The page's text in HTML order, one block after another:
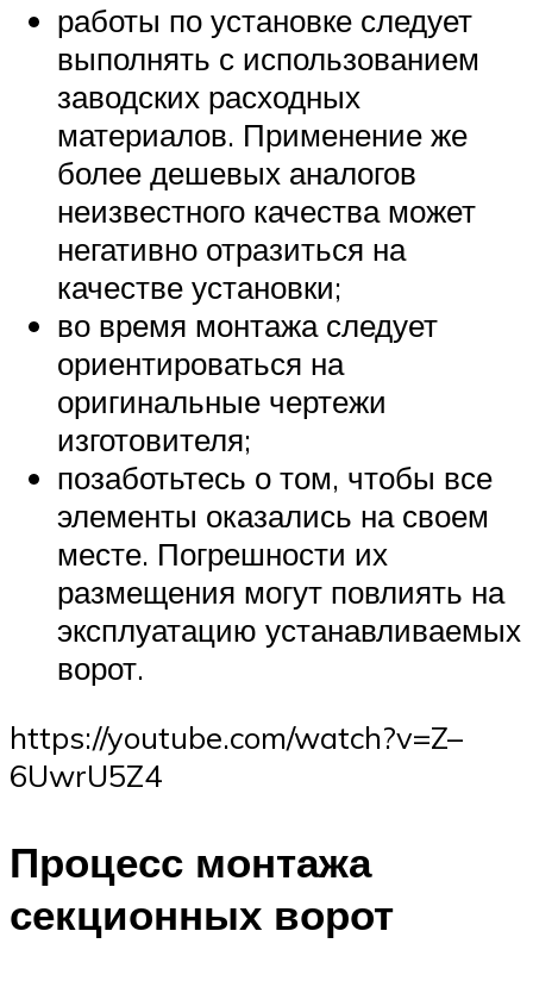
работы по установке следует
выполнять с использованием
заводских расходных
материалов. Применение же
более дешевых аналогов
неизвестного качества может
негативно отразиться на
качестве установки;
во время монтажа следует
ориентироваться на
оригинальные чертежи
изготовителя;
позаботьтесь о том, чтобы все
элементы оказались на своем
месте. Погрешности их
размещения могут повлиять на
эксплуатацию устанавливаемых
ворот.
https://youtube.com/watch?v=Z–
6UwrU5Z4
Процесс монтажа
секционных ворот